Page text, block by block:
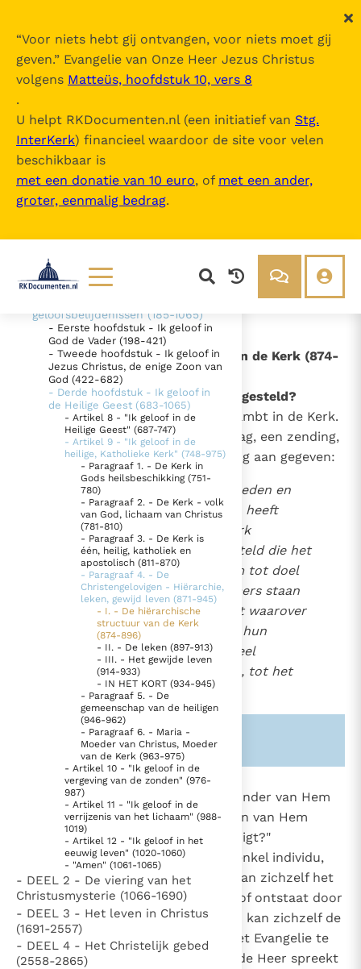
“Voor niets hebt gij ontvangen, voor niets moet gij
geven.” Evangelie van Onze Heer Jezus Christus
volgens Matteüs, hoofdstuk 10, vers 8
.
U helpt RKDocumenten.nl (een initiatief van Stg.
InterKerk) financieel waardoor de site voor velen
beschikbaar is
met een donatie van 10 euro, of met een ander,
groter, eenmalig bedrag.
Lezen
Documenten
Thema’s
Berichten
Denzinger
Over ons
Over RK Documenten
Meedoen
Nieuwsbrief
Gebruiksvoorwaarden
Nieuwste Documenten
5. Het gebed van de Kerk
In Christus wordt onze honger vervuld
Leer de kostbare parel van Gods koninkrijk te
Gods Koninkrijk groeit stilletjes door liefde, niet door
De mystiek. De mystieke verschijnselen en de
Het Vaticaan publiceert een nieuwe Latijnse uitgave
van het Romeins martyrologium
Vaticaanse financiële waakhond verliest autonomie
Paus spreekt het Wereldvoedselprogramma toe
Paus Leo XIV in Pavia: "De stad is zowel een gave als
Paus in Pavia: St. Augustinus toont ons de noodzaak om
"naar het innerlijk" toe te keren.
RK Documenten stelt heel veel belangrijke
kerkelijke documenten van de Rooms
Katholieke Kerk in het Nederlands beschikbaar
en is volledig afhankelijk van donaties.
Ik help mee!
Catechismus van de Katholieke Kerk
Inhoudsopgave
uitklappen
- Intro
1065)
- EERSTE SECTIE - "Ik geloof" -
"Wij geloven" (26-184)
- TWEEDE SECTIE De belijdenis
geloofsbelijdenissen (185-1065)
- Eerste hoofdstuk - Ik geloof in
God de Vader (198-421)
- Tweede hoofdstuk - Ik geloof in
Jezus Christus, de enige Zoon van
God (422-682)
- Derde hoofdstuk - Ik geloof in
de Heilige Geest (683-1065)
- Artikel 8 - "Ik geloof in de
Heilige Geest" (687-747)
- Artikel 9 - "Ik geloof in de
heilige, Katholieke Kerk" (748-975)
- Paragraaf 1. - De Kerk in
Gods heilsbeschikking (751-
780)
- Paragraaf 2. - De Kerk - volk
van God, lichaam van Christus
(781-810)
- Paragraaf 3. - De Kerk is
één, heilig, katholiek en
apostolisch (811-870)
- Paragraaf 4. - De
Christengelovigen - Hiërarchie,
leken, gewijd leven (871-945)
- I. - De hiërarchische
structuur van de Kerk
(874-896)
- II. - De leken (897-913)
- III. - Het gewijde leven
(914-933)
- IN HET KORT (934-945)
- Paragraaf 5. - De
gemeenschap van de heiligen
(946-962)
- Paragraaf 6. - Maria -
Moeder van Christus, Moeder
van de Kerk (963-975)
- Artikel 10 - "Ik geloof in de
vergeving van de zonden" (976-
987)
- Artikel 11 - "Ik geloof in de
verrijzenis van het lichaam" (988-
1019)
- Artikel 12 - "Ik geloof in het
eeuwig leven" (1020-1060)
- "Amen" (1061-1065)
- DEEL 2 - De viering van het
Christusmysterie (1066-1690)
- DEEL 3 - Het leven in Christus
(1691-2557)
- DEEL 4 - Het Christelijk gebed
(2558-2865)
- I. - De hiërarchische structuur van de Kerk (874-
Waartoe is het kerkelijk ambt ingesteld?
Christus zelf is de bron van het ambt in de Kerk.
Hij heeft het ingesteld, en er gezag, een zending,
een oriëntatie en een bestemming aan gegeven:
"Om het volk van God te hoeden en
steeds verder uit te breiden heeft
Christus, de Heer, in zijn Kerk
verschillende ambten ingesteld die het
welzijn van heel het lichaam tot doel
hebben. De bedienaars immers staan
krachtens de gewijde macht waarover
zij beschikken in dienst van hun
broeders, opdat allen die deel
uitmaken van Gods volk (...), tot het
heil komen".
Zie ook alinea's:-1544-
1581
"Hoe kan men in Hem geloven zonder van Hem
te hebben gehoord? Hoe kan men van Hem
horen, als niemand Hem verkondigt?"
(Rom. 10, 14-15) . Niemand, geen enkel individu,
geen enkele gemeenschap, kan aan zichzelf het
evangelie verkondigen, "Het geloof ontstaat door
prediking"(Rom. 10, 17). Niemand kan zichzelf de
opdracht en de zending geven het Evangelie te
verkondigen. De gezondene van de Heer spreekt